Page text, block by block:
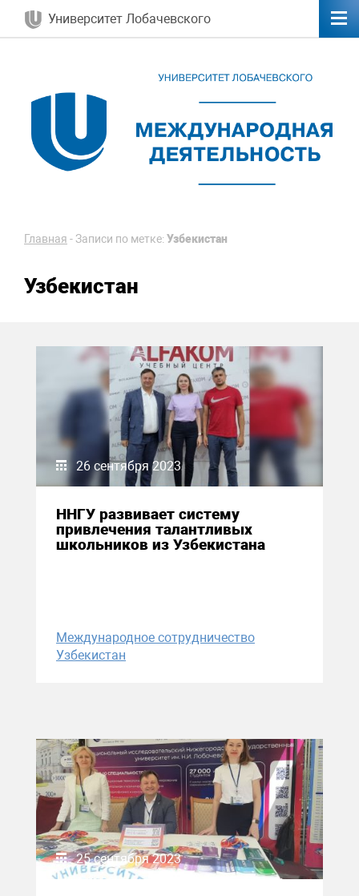
Университет Лобачевского
Главная -Записи по метке: Узбекистан
Узбекистан
26 сентября 2023
ННГУ развивает систему
привлечения талантливых
школьников из Узбекистана
Международное сотрудничество
Узбекистан
25 сентября 2023